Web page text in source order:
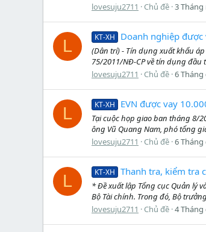
lovesuju2711
Chủ đề 3
L KT-XH Doanh nghiệp
(Dân trí) - Tín dụng xuất khẩu
75/2011/NĐ-CP về tín dụng
lovesuju2711
Chủ đề 6 Tháng
L KT-XH EVN được vay
Tại cuộc họp giao ban tháng 8/
ông Vũ Quang Nam, phó tổng
lovesuju2711
Chủ đề 6 Tháng
L KT-XH Thanh tra, kiểm tra
* Đề xuất lập Tổng cục Quản lý
Bộ Tài chính. Trong đó, Bộ
lovesuju2711
Chủ đề 4 Tháng